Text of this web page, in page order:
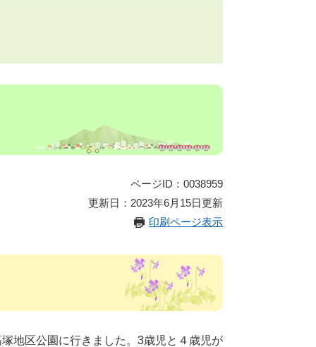
ページID：0038959
更新日：2023年6月15日更新
印刷ページ表示
地区公園に行きました。3歳児と４歳児が